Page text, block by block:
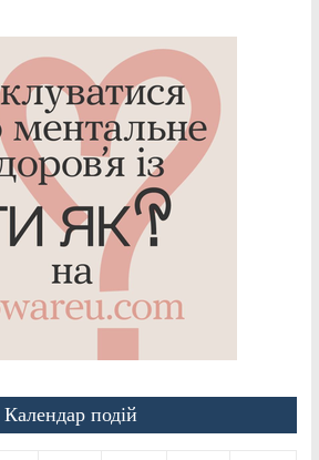
Календар подій